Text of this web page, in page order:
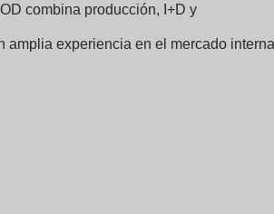
combina producción, I+D y
amplia experiencia en el mercado